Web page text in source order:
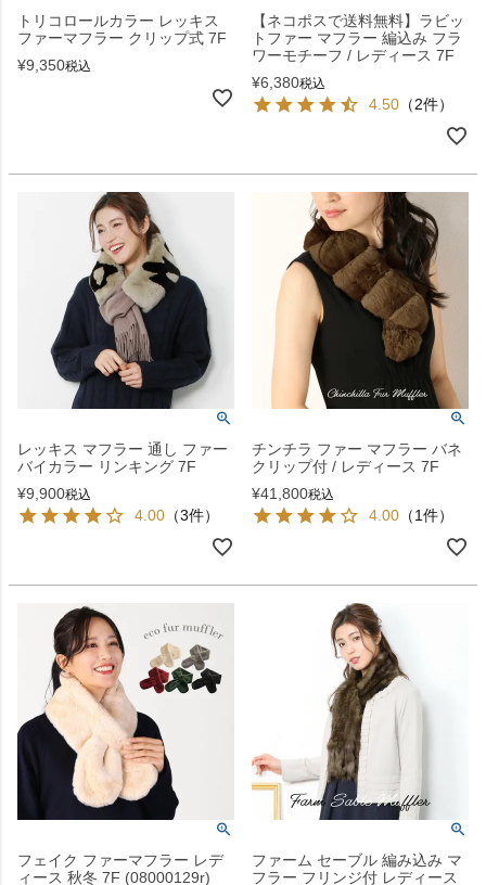
トリコロールカラー レッキス
ファーマフラー クリップ式 7F
¥9,350税込
【ネコポスで送料無料】ラビッ
トファー マフラー 編込み フラ
ワーモチーフ / レディース 7F
¥6,380税込
4.50 （2件）
レッキス マフラー 通し ファー
バイカラー リンキング 7F
¥9,900税込
4.00 （3件）
チンチラ ファー マフラー バネ
クリップ付 / レディース 7F
¥41,800税込
4.00 （1件）
フェイク ファーマフラー レデ
ィース 秋冬 7F (08000129r)
ファーム セーブル 編み込み マ
フラー フリンジ付 レディース